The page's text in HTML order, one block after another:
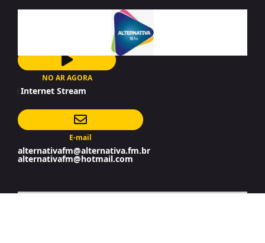
NO AR AGORA
Stream
E-mail
alternativafm@alternativa.fm.br
alternativafm@hotmail.com